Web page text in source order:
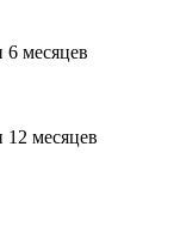
6 месяцев
12 месяцев